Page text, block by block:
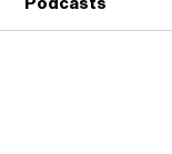
Podcasts